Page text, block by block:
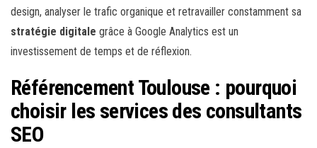
design, analyser le trafic organique et retravailler constamment sa
stratégie digitale grâce à Google Analytics est un
investissement de temps et de réflexion.
Référencement Toulouse : pourquoi
choisir les services des consultants
SEO